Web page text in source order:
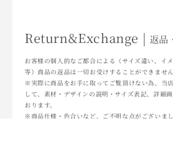
Return&Exchange | 返品
お客様の個人的なご都合による（サイズ違い、イ
等）商品の返品は一切お受けすることができませ
※実際に商品をお手に取ってご覧頂けない為、当
して、素材・デザインの説明・サイズ表記、詳細
おります。
※商品仕様・色合いなど、ご不明な点がございま